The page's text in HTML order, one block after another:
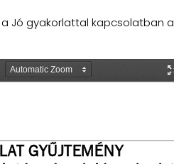
Jó gyakorlattal kapcsolatban a